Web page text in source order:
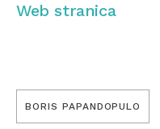
Web stranica
BORIS PAPANDOPULO